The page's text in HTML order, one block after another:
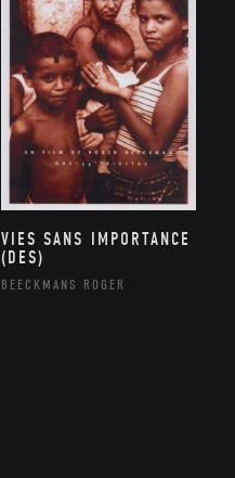
VIES SANS IMPORTANCE
(DES)
BEECKMANS ROGER